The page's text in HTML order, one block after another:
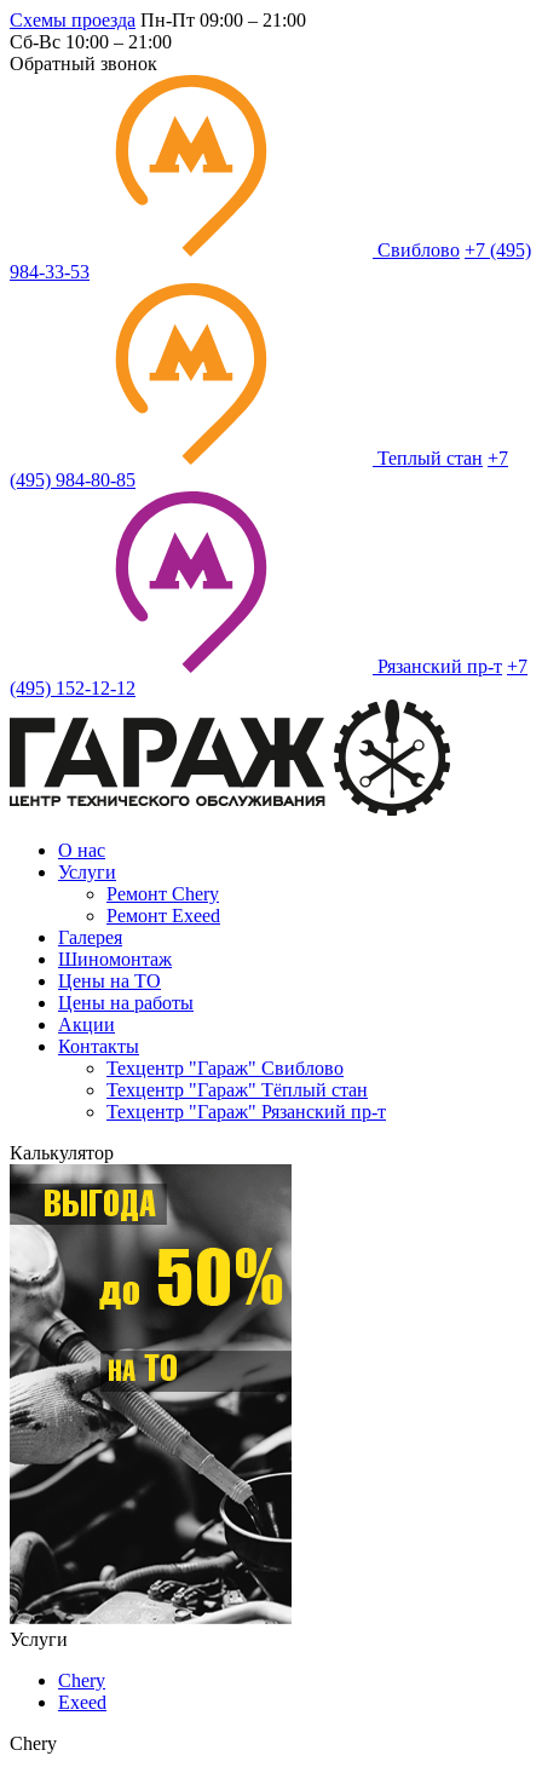
Схемы проезда Пн-Пт 09:00 – 21:00
Сб-Вс 10:00 – 21:00
Обратный звонок
Свиблово +7 (495)
984-33-53
Теплый стан +7
(495) 984-80-85
Рязанский пр-т +7
(495) 152-12-12
О нас
Услуги
Ремонт Chery
Ремонт Exeed
Галерея
Шиномонтаж
Цены на ТО
Цены на работы
Акции
Контакты
Техцентр "Гараж" Свиблово
Техцентр "Гараж" Тёплый стан
Техцентр "Гараж" Рязанский пр-т
Калькулятор
Услуги
Chery
Exeed
Chery